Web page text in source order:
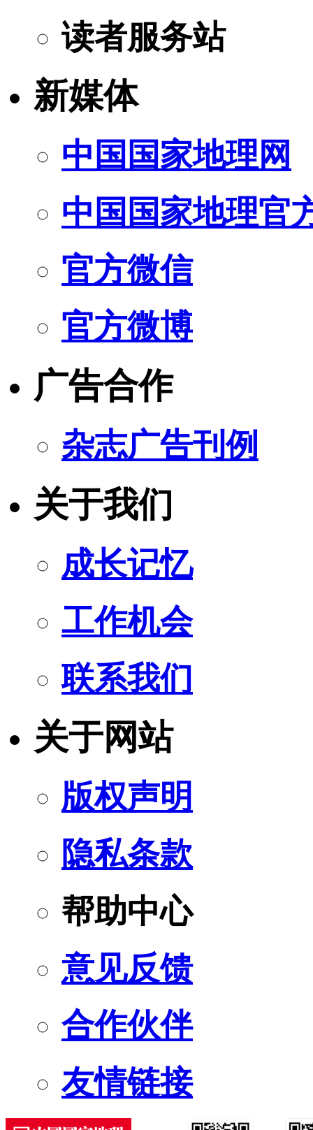
读者服务站
新媒体
中国国家地理网
中国国家地理官
官方微信
官方微博
广告合作
杂志广告刊例
关于我们
成长记忆
工作机会
联系我们
关于网站
版权声明
隐私条款
帮助中心
意见反馈
合作伙伴
友情链接